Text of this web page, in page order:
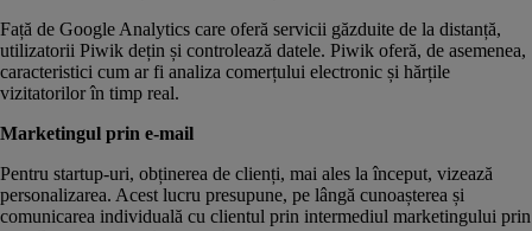
Față de Google Analytics care oferă servicii găzduite de la distanță,
utilizatorii Piwik dețin și controlează datele. Piwik oferă, de asemenea,
caracteristici cum ar fi analiza comerțului electronic și hărțile
vizitatorilor în timp real.
Marketingul prin e-mail
Pentru startup-uri, obținerea de clienți, mai ales la început, vizează
personalizarea. Acest lucru presupune, pe lângă cunoașterea și
comunicarea individuală cu clientul prin intermediul marketingului prin